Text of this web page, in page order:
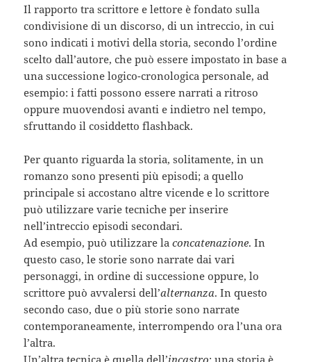
Il rapporto tra scrittore e lettore è fondato sulla
condivisione di un discorso, di un intreccio, in cui
sono indicati i motivi della storia, secondo l’ordine
scelto dall’autore, che può essere impostato in base a
una successione logico-cronologica personale, ad
esempio: i fatti possono essere narrati a ritroso
oppure muovendosi avanti e indietro nel tempo,
sfruttando il cosiddetto flashback.
Per quanto riguarda la storia, solitamente, in un
romanzo sono presenti più episodi; a quello
principale si accostano altre vicende e lo scrittore
può utilizzare varie tecniche per inserire
nell’intreccio episodi secondari.
Ad esempio, può utilizzare laconcatenazione. In
questo caso, le storie sono narrate dai vari
personaggi, in ordine di successione oppure, lo
scrittore può avvalersi dell’alternanza. In questo
secondo caso, due o più storie sono narrate
contemporaneamente, interrompendo ora l’una ora
l’altra.
Un’altra tecnica è quella dell’incastro: una storia è